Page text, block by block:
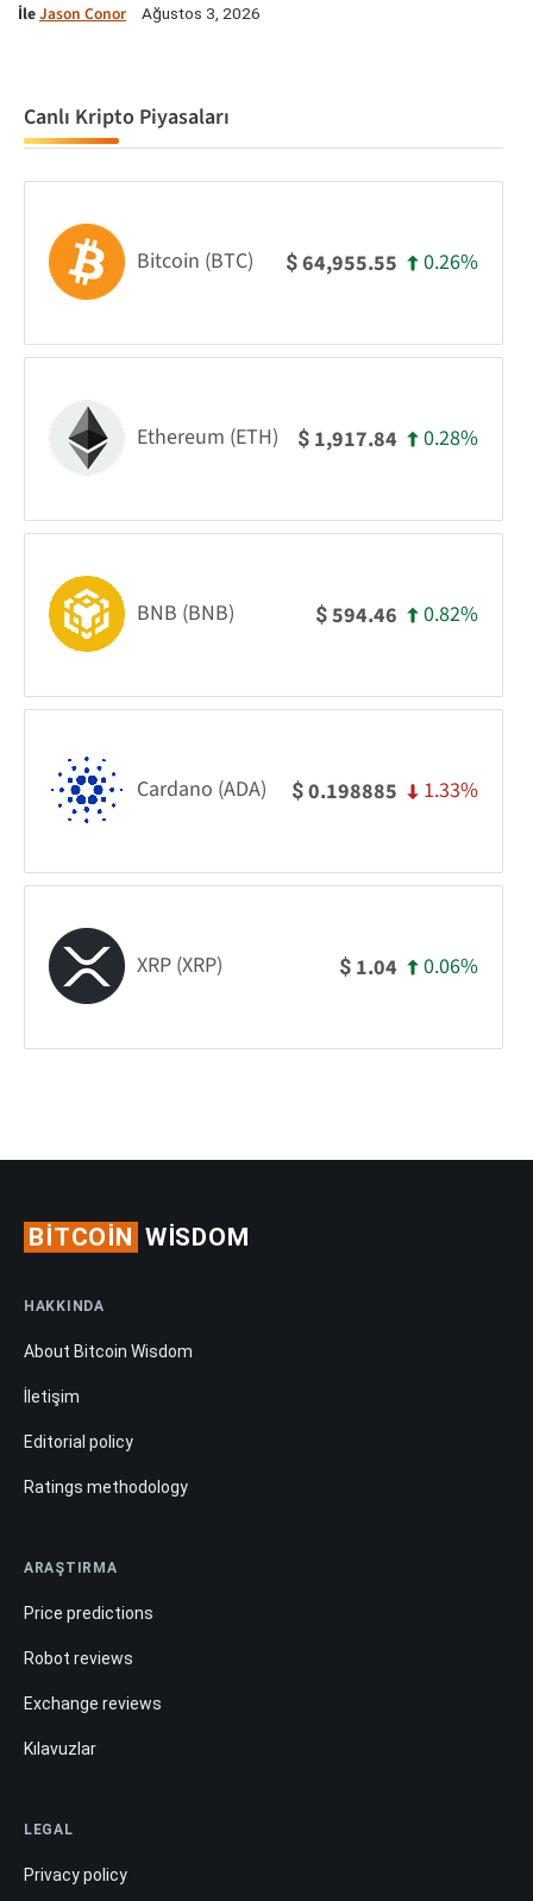
İleJason Conor Ağustos 3, 2026
Canlı Kripto Piyasaları
Bitcoin (BTC) $64,955.55 0.26%
Ethereum (ETH) $ 1,917.84 0.28%
BNB (BNB) $594.46 0.82%
Cardano (ADA) $0.198885 1.33%
XRP (XRP) $ 1.04 0.06%
BITCOIN WISDOM
HAKKINDA
About Bitcoin Wisdom
İletişim
Editorial policy
Ratings methodology
ARAŞTIRMA
Price predictions
Robot reviews
Exchange reviews
Kılavuzlar
LEGAL
Privacy policy